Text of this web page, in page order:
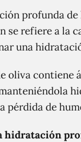
profunda
se refiere a la
una
oliva contiene
pérdida de
hidratación